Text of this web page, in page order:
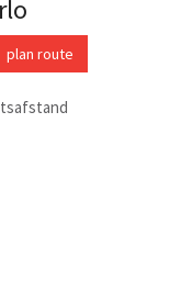
plan route